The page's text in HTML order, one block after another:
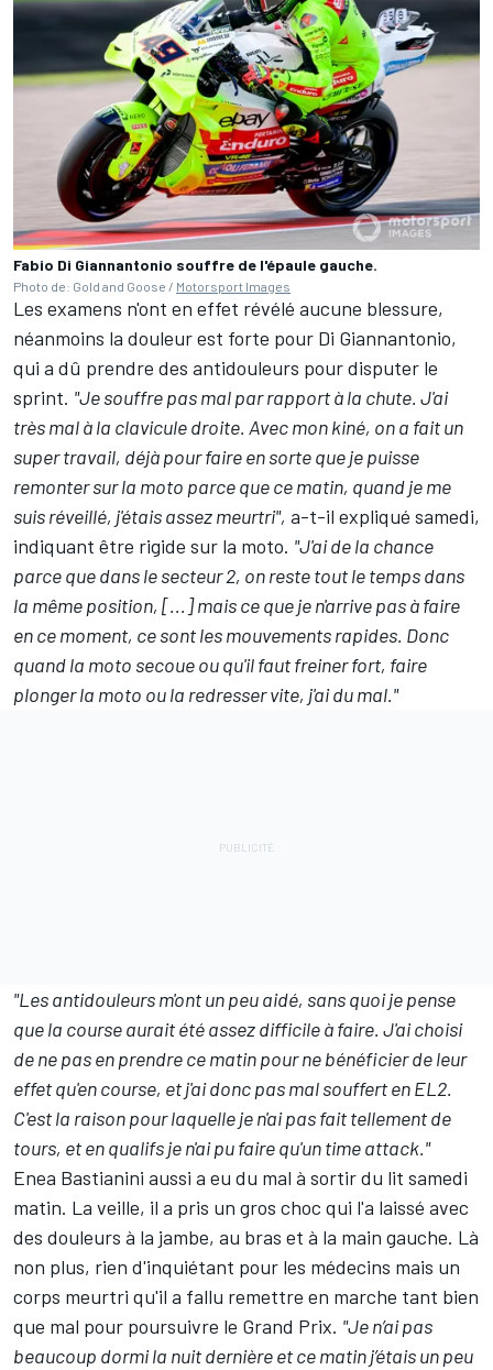
Fabio Di Giannantonio souffre de l'épaule gauche.
Photo de: Gold and Goose / Motorsport Images
Les examens n'ont en effet révélé aucune blessure,
néanmoins la douleur est forte pour Di Giannantonio,
qui a dû prendre des antidouleurs pour disputer le
sprint. "Je souffre pas mal par rapport à la chute. J'ai
très mal à la clavicule droite. Avec mon kiné, on a fait un
super travail, déjà pour faire en sorte que je puisse
remonter sur la moto parce que ce matin, quand je me
suis réveillé, j'étais assez meurtri", a-t-il expliqué samedi,
indiquant être rigide sur la moto. "J'ai de la chance
parce que dans le secteur 2, on reste tout le temps dans
la même position, [...] mais ce que je n'arrive pas à faire
en ce moment, ce sont les mouvements rapides. Donc
quand la moto secoue ou qu'il faut freiner fort, faire
plonger la moto ou la redresser vite, j'ai du mal."
"Les antidouleurs m'ont un peu aidé, sans quoi je pense
que la course aurait été assez difficile à faire. J'ai choisi
de ne pas en prendre ce matin pour ne bénéficier de leur
effet qu'en course, et j'ai donc pas mal souffert en EL2.
C'est la raison pour laquelle je n'ai pas fait tellement de
tours, et en qualifs je n'ai pu faire qu'un time attack."
Enea Bastianini aussi a eu du mal à sortir du lit samedi
matin. La veille, il a pris un gros choc qui l'a laissé avec
des douleurs à la jambe, au bras et à la main gauche. Là
non plus, rien d'inquiétant pour les médecins mais un
corps meurtri qu'il a fallu remettre en marche tant bien
que mal pour poursuivre le Grand Prix. "Je n’ai pas
beaucoup dormi la nuit dernière et ce matin j’étais un peu